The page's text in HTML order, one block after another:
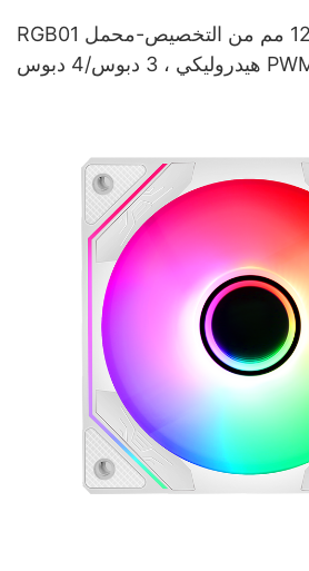
RGB01 مروحة كمبيوتر 120 مم من التخصيص-محمل
هيدروليكي ، 3 دبوس/4 دبوس PWM ، إضاءة Prism